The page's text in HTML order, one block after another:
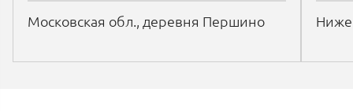
Московская обл., деревня Першино